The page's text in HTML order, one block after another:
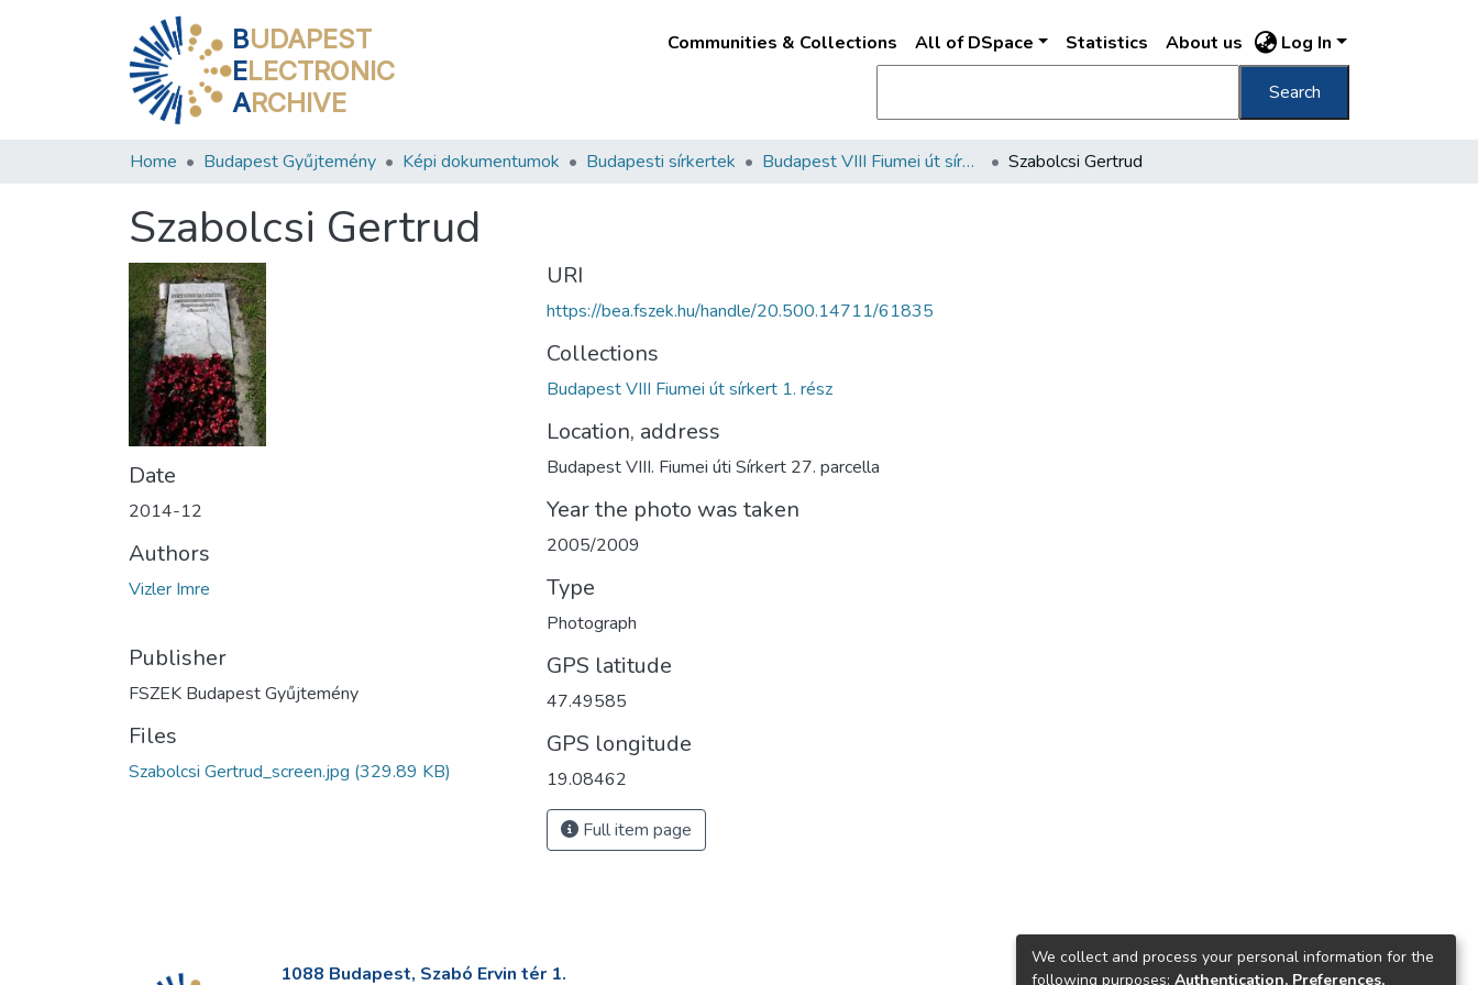
BUDAPEST
ELECTRONIC
ARCHIVE
Communities & Collections All of DSpace Statistics About us Log In
Search
Home Budapest Gyűjtemény Képi dokumentumok Budapesti sírkertek Budapest VIII Fiumei út sírkert 1. rész Szabolcsi Gertrud
Szabolcsi Gertrud
Date
2014-12
Authors
Vizler Imre
Publisher
FSZEK Budapest Gyűjtemény
Files
Szabolcsi Gertrud_screen.jpg (329.89 KB)
URI
https://bea.fszek.hu/handle/20.500.14711/61835
Collections
Budapest VIII Fiumei út sírkert 1. rész
Location, address
Budapest VIII. Fiumei úti Sírkert 27. parcella
Year the photo was taken
2005/2009
Type
Photograph
GPS latitude
47.49585
GPS longitude
19.08462
Full item page
1088 Budapest, Szabó Ervin tér 1.
We collect and process your personal information for the
following purposes: Authentication, Preferences,